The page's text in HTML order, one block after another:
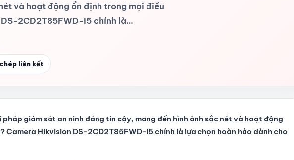
và hoạt động ổn định trong mọi điều
2CD2T85FWD-I5 chính là…
liên kết
giám sát an ninh đáng tin cậy, mang đến hình ảnh sắc nét và hoạt động
Camera Hikvision DS-2CD2T85FWD-I5 chính là lựa chọn hoàn hảo dành cho